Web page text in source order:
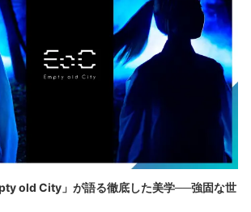
old City」が語る徹底した美学──強固な世